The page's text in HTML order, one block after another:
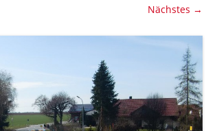
Nächstes →